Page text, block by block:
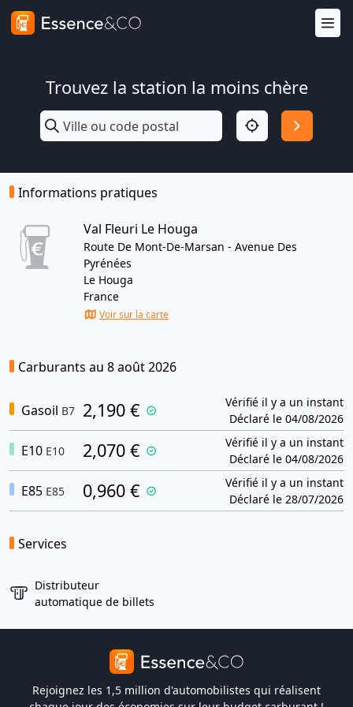
Trouvez la station la moins chère
Informations pratiques
Val Fleuri Le Houga
Route De Mont-De-Marsan - Avenue Des
Pyrénées
Le Houga
France
Voir sur la carte
Carburants au 8 août 2026
Gasoil B7 2,190 €
Vérifié il y a un instant
Déclaré le 04/08/2026
E10 E10 2,070 €
Vérifié il y a un instant
Déclaré le 04/08/2026
E85 E85 0,960 €
Vérifié il y a un instant
Déclaré le 28/07/2026
Services
Distributeur
automatique de billets
Rejoignez les 1,5 million d'automobilistes qui réalisent